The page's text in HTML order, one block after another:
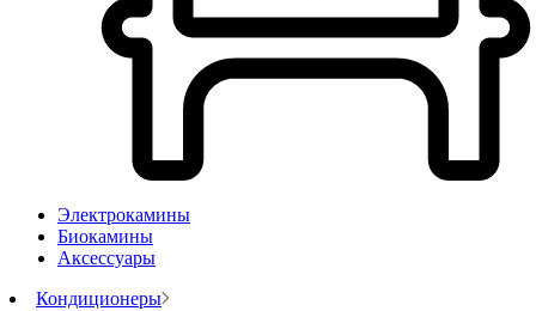
Электрокамины
Биокамины
Аксессуары
Кондиционеры